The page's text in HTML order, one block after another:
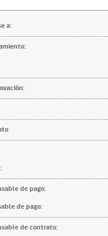
a:
de pago:
de pago:
de contrato: